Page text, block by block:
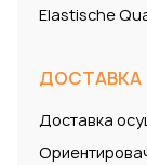
Elastische
ДОСТАВКА
Доставка